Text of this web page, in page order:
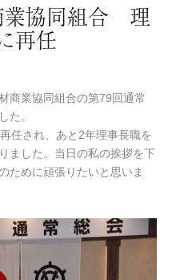
業協同組合 理
再任
商業協同組合の第79回通常
た。
任され、あと2年理事長職を
ました。当日の私の挨拶を下
ために頑張りたいと思いま